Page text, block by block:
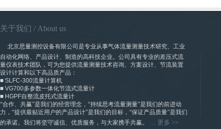
关于我们 / About us
北京思量测控设备有限公司是专业从事气体流量测量技术研究、工业
自动化网络、产品设计、制造的高科技企业。公司具有专业的差压式流
量仪表技术团队，可为您提供流量测量技术咨询、方案设计、节流装置
设计计算和以下高品质产品：
■ SLFC-300流量计算机
■ VG700多参数一体化节流式流量计
■ HGPF自整流皮托式流量计
“合作、共赢”是我们的经营理念，“持续思考流量测量”是我们的前进动
力，“提供最贴近用户的产品设计”是我们的目标，“保证产品质量”是我们
的承诺。我们将坚守诚信、优质服务，与大家携手共赢。
… 更多 >>